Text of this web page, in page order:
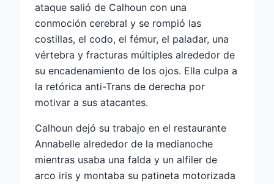
ataque salió de Calhoun con una
conmoción cerebral y se rompió las
costillas, el codo, el fémur, el paladar, una
vértebra y fracturas múltiples alrededor de
su encadenamiento de los ojos. Ella culpa a
la retórica anti-Trans de derecha por
motivar a sus atacantes.
Calhoun dejó su trabajo en el restaurante
Annabelle alrededor de la medianoche
mientras usaba una falda y un alfiler de
arco iris y montaba su patineta motorizada